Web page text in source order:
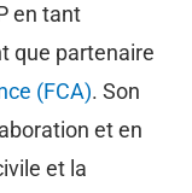
en tant
que partenaire
(FCA). Son
et en
et la